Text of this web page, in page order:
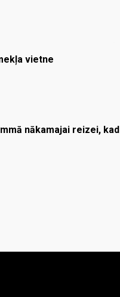
vietne
nākamajai reizei, kad